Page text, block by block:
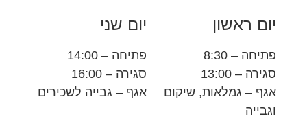
יום ראשון
פתיחה – 8:30
סגירה – 13:00
אגף – גמלאות, שיקום
וגבייה
יום שני
פתיחה – 14:00
סגירה – 16:00
אגף – גבייה לשכירים